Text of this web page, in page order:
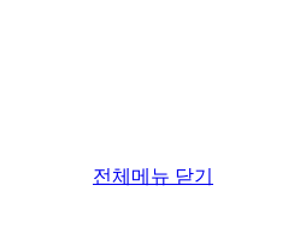
전체메뉴 닫기